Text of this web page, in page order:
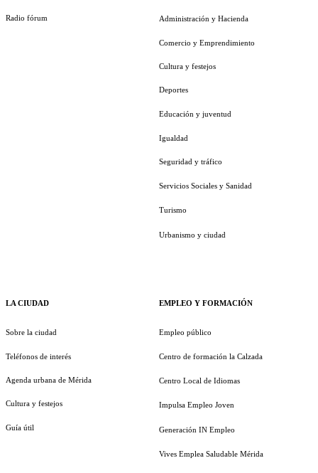
Radio fórum
LA CIUDAD
Sobre la ciudad
Teléfonos de interés
Agenda urbana de Mérida
Cultura y festejos
Guía útil
Administración y Hacienda
Comercio y Emprendimiento
Cultura y festejos
Deportes
Educación y juventud
Igualdad
Seguridad y tráfico
Servicios Sociales y Sanidad
Turismo
Urbanismo y ciudad
EMPLEO Y FORMACIÓN
Empleo público
Centro de formación la Calzada
Centro Local de Idiomas
Impulsa Empleo Joven
Generación IN Empleo
Vives Emplea Saludable Mérida